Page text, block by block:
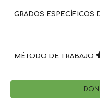
GRADOS ESPECÍFICOS
MÉTODO DE TRABAJO